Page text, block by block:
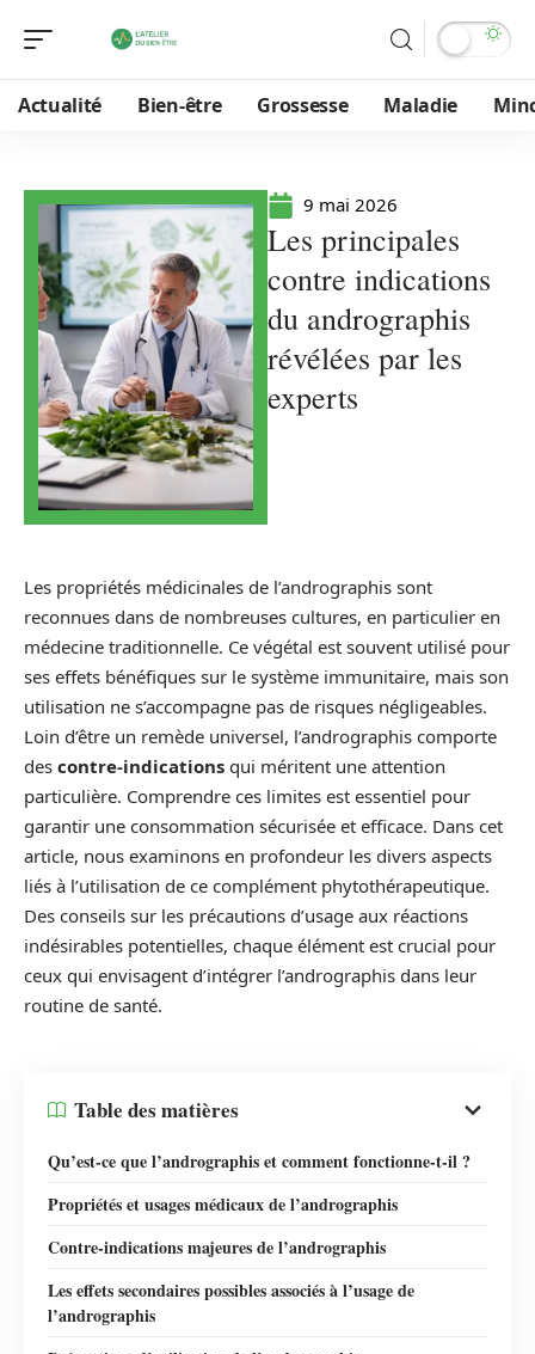
Actualité Bien-être Grossesse Maladie
9 mai 2026
Les principales
contre indications
du andrographis
révélées par les
experts
Les propriétés médicinales de l’andrographis sont
reconnues dans de nombreuses cultures, en particulier en
médecine traditionnelle. Ce végétal est souvent utilisé pour
ses effets bénéfiques sur le système immunitaire, mais son
utilisation ne s’accompagne pas de risques négligeables.
Loin d’être un remède universel, l’andrographis comporte
des contre-indications qui méritent une attention
particulière. Comprendre ces limites est essentiel pour
garantir une consommation sécurisée et efficace. Dans cet
article, nous examinons en profondeur les divers aspects
liés à l’utilisation de ce complément phytothérapeutique.
Des conseils sur les précautions d’usage aux réactions
indésirables potentielles, chaque élément est crucial pour
ceux qui envisagent d’intégrer l’andrographis dans leur
routine de santé.
Table des matières
Qu’est-ce que l’andrographis et comment fonctionne-t-il ?
Propriétés et usages médicaux de l’andrographis
Contre-indications majeures de l’andrographis
Les effets secondaires possibles associés à l’usage de
l’andrographis